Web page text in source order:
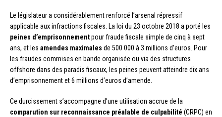
Le législateur a considérablement renforcé l’arsenal répressif
applicable aux infractions fiscales. La loi du 23 octobre 2018 a porté les
peines d’emprisonnementpour fraude fiscale simple de cinq à sept
ans, et les amendes maximales de 500 000 à 3 millions d’euros. Pour
les fraudes commises en bande organisée ou via des structures
offshore dans des paradis fiscaux, les peines peuvent atteindre dix ans
d’emprisonnement et 6 millions d’euros d’amende.
Ce durcissement s’accompagne d’une utilisation accrue de la
comparution sur reconnaissance préalable de culpabilité (CRPC) en